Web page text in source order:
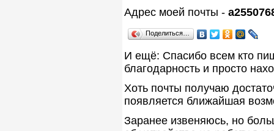
Адрес моей почты -
Поделиться…
И ещё: Спасибо всем кто
благодарность и просто
Хоть почты получаю
появляется ближайшая
Заранее извеняюсь, но